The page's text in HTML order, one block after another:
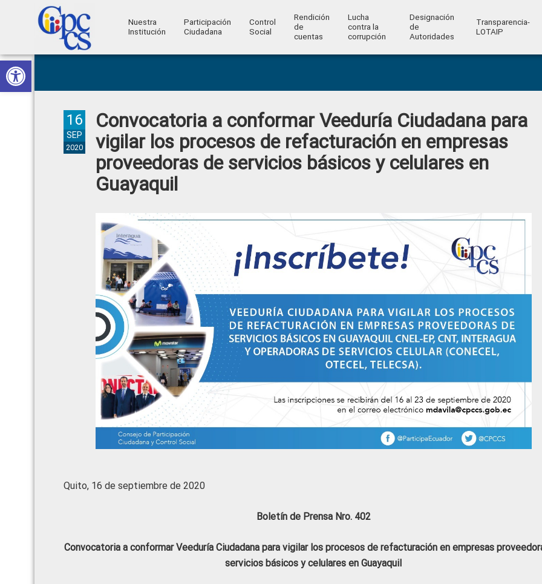
Abrir barra de herramientas
Skip
to
primary
Skip
to
main
Skip
to
primary
Skip
to
footer
Ciudadana
Control
Ciudadano
Nuestra
Institución
Participación
Ciudadana
Control
Social
Rendición
de
cuentas
Lucha
contra la
corrupción
Designación
de
Autoridades
Transparencia-
LOTAIP
Convocatoria a conformar Veeduría Ciudadana para
vigilar los procesos de refacturación en empresas
proveedoras de servicios básicos y celulares en
Guayaquil
16
SEP
2020
Quito, 16 de septiembre de 2020
Boletín de Prensa Nro. 402
Convocatoria a conformar Veeduría Ciudadana para vigilar los procesos de refacturación en empresas
servicios básicos y celulares en Guayaquil